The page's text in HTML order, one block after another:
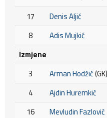
17
Denis Aljić
8
Adis Mujkić
Izmjene
3
Arman Hodžić(GK)
4
Ajdin Huremkić
16
Mevludin Fazlović